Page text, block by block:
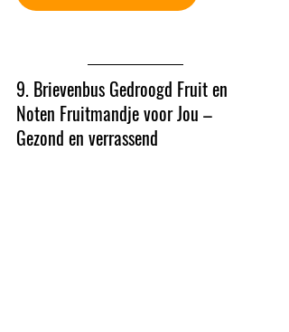
9. Brievenbus Gedroogd Fruit en
Noten Fruitmandje voor Jou –
Gezond en verrassend